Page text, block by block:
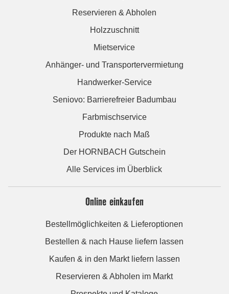
Reservieren & Abholen
Holzzuschnitt
Mietservice
Anhänger- und Transportervermietung
Handwerker-Service
Seniovo: Barrierefreier Badumbau
Farbmischservice
Produkte nach Maß
Der HORNBACH Gutschein
Alle Services im Überblick
Online einkaufen
Bestellmöglichkeiten & Lieferoptionen
Bestellen & nach Hause liefern lassen
Kaufen & in den Markt liefern lassen
Reservieren & Abholen im Markt